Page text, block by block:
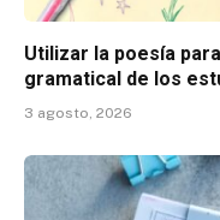
Utilizar la poesía
gramatical de los
3 agosto, 2026